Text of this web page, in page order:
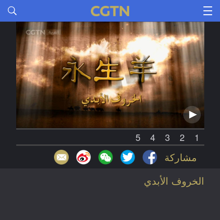
1
2
3
4
5
مشاركة
الخروف الأبدي